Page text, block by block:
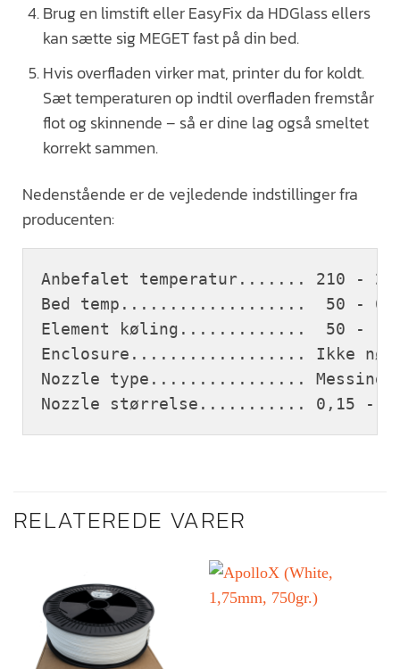
Brug en limstift eller EasyFix da HDGlass ellers
kan sætte sig MEGET fast på din bed.
Hvis overfladen virker mat, printer du for koldt.
Sæt temperaturen op indtil overfladen fremstår
flot og skinnende – så er dine lag også smeltet
korrekt sammen.
Nedenstående er de vejledende indstillinger fra
producenten:
Anbefalet temperatur....... 210 -
Bed temp...................  50 - 60
Element køling.............  50 -
Enclosure.................. Ikke
Nozzle type................
Nozzle størrelse........... 0,15 -
RELATEREDE VARER